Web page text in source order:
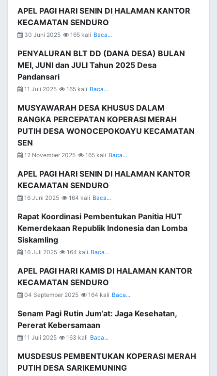
APEL PAGI HARI SENIN DI HALAMAN KANTOR
KECAMATAN SENDURO
30 Juni 2025 165 kali Baca...
PENYALURAN BLT DD (DANA DESA) BULAN
MEI, JUNI dan JULI Tahun 2025 Desa
Pandansari
11 Juli 2025 165 kali Baca...
MUSYAWARAH DESA KHUSUS DALAM
RANGKA PERCEPATAN KOPERASI MERAH
PUTIH DESA WONOCEPOKOAYU KECAMATAN
SEN
12 November 2025 165 kali Baca...
APEL PAGI HARI SENIN DI HALAMAN KANTOR
KECAMATAN SENDURO
16 Juni 2025 164 kali Baca...
Rapat Koordinasi Pembentukan Panitia HUT
Kemerdekaan Republik Indonesia dan Lomba
Siskamling
16 Juli 2025 164 kali Baca...
APEL PAGI HARI KAMIS DI HALAMAN KANTOR
KECAMATAN SENDURO
04 September 2025 164 kali Baca...
Senam Pagi Rutin Jum’at: Jaga Kesehatan,
Pererat Kebersamaan
11 Juli 2025 163 kali Baca...
MUSDESUS PEMBENTUKAN KOPERASI MERAH
PUTIH DESA SARIKEMUNING